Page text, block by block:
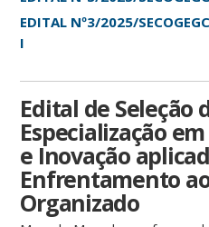
EDITAL Nº3/2025/
I
Edital de Seleção
Especialização
e Inovação
Enfrentamento
Organizado